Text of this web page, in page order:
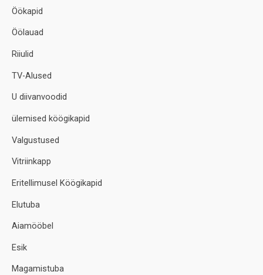
Öökapid
Öölauad
Riiulid
TV-Alused
U diivanvoodid
ülemised köögikapid
Valgustused
Vitriinkapp
Eritellimusel Köögikapid
Elutuba
Aiamööbel
Esik
Magamistuba